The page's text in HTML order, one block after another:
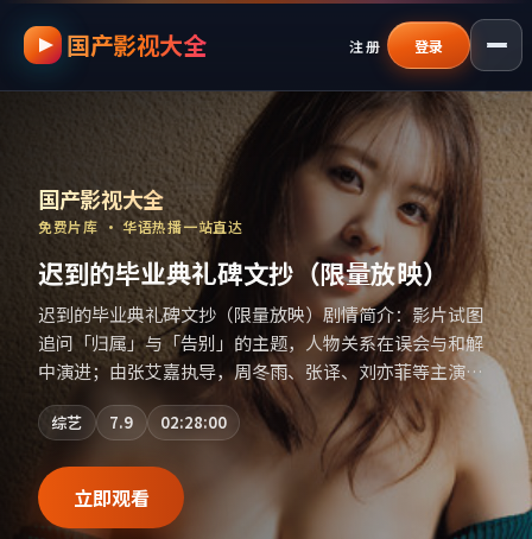
跳过导航，进入正文
国产影视大全 注册 登录
国产影视资源大全免费 ｜ 国产影视大全—
国产影视大全
免费片库 · 华语热播一站直达
迟到的毕业典礼碑文抄（限量放映）
迟到的毕业典礼碑文抄（限量放映）剧情简介：影片试图
追问「归属」与「告别」的主题，人物关系在误会与和解
中演进；由张艾嘉执导，周冬雨、张译、刘亦菲等主演，
中国香港出品，战争类型，2019年上映 / 2019年8月11日
于中国香港地区院线首映，网络平台同步更新片源。适合
关注表演细节与导演风格的深度观影人群。（国产影视资
源大全免费条目索引，支持片名与演员交叉检索。）
综艺 7.9 02:28:00
立即观看